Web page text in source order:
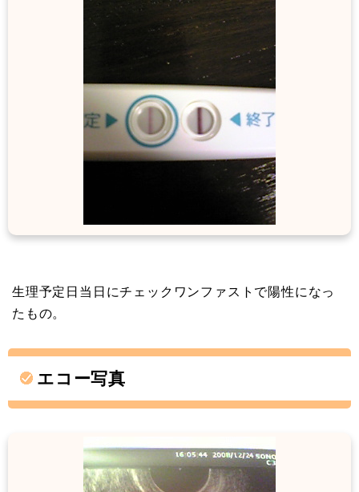
生理予定日当日にチェックワンファストで陽性になっ
たもの。
エコー写真